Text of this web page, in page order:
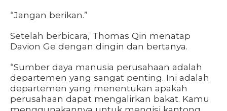
“Jangan berikan.”
Setelah berbicara, Thomas Qin menatap
Davion Ge dengan dingin dan bertanya.
“Sumber daya manusia perusahaan adalah
departemen yang sangat penting. Ini adalah
departemen yang menentukan apakah
perusahaan dapat mengalirkan bakat. Kamu